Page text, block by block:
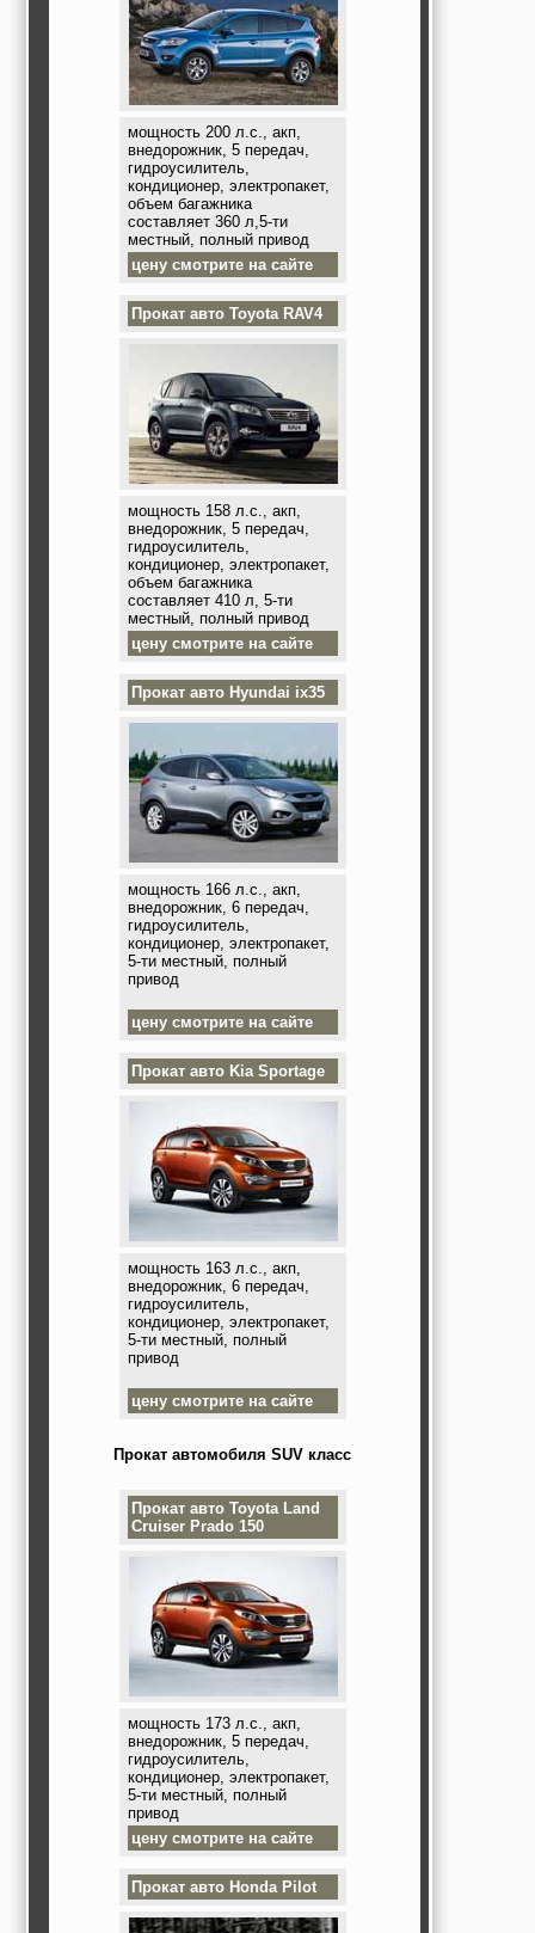
мощность 200 л.с., акп,
внедорожник, 5 передач,
гидроусилитель,
кондиционер, электропакет,
объем багажника
составляет 360 л,5-ти
местный, полный привод
цену смотрите на сайте
Прокат авто Toyota RAV4
мощность 158 л.с., акп,
внедорожник, 5 передач,
гидроусилитель,
кондиционер, электропакет,
объем багажника
составляет 410 л, 5-ти
местный, полный привод
цену смотрите на сайте
Прокат авто Hyundai ix35
мощность 166 л.с., акп,
внедорожник, 6 передач,
гидроусилитель,
кондиционер, электропакет,
5-ти местный, полный
привод
цену смотрите на сайте
Прокат авто Kia Sportage
мощность 163 л.с., акп,
внедорожник, 6 передач,
гидроусилитель,
кондиционер, электропакет,
5-ти местный, полный
привод
цену смотрите на сайте
Прокат автомобиля SUV класс
Прокат авто Toyota Land
Cruiser Prado 150
мощность 173 л.с., акп,
внедорожник, 5 передач,
гидроусилитель,
кондиционер, электропакет,
5-ти местный, полный
привод
цену смотрите на сайте
Прокат авто Honda Pilot